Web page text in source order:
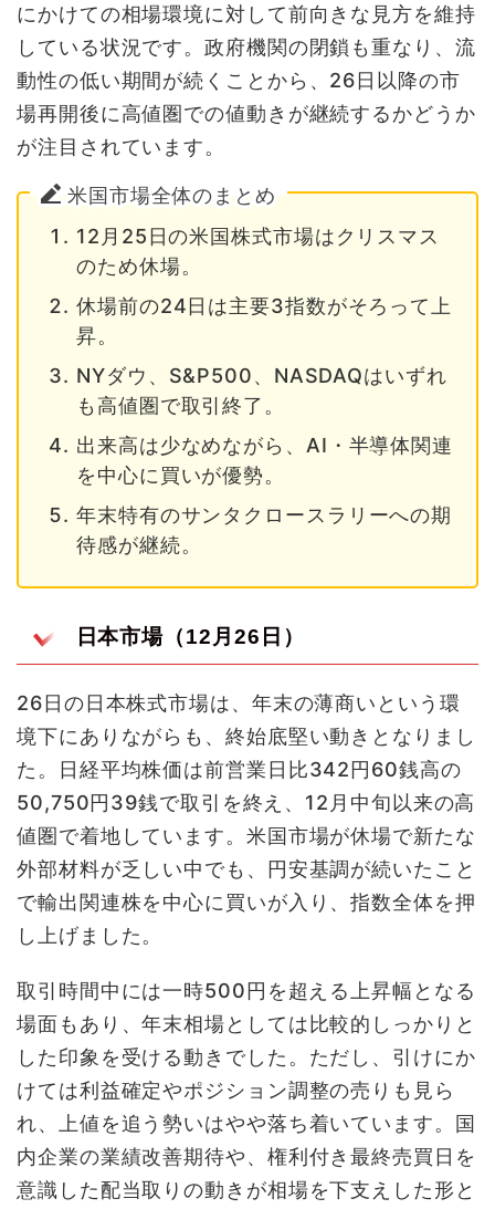
にかけての相場環境に対して前向きな見方を維持
している状況です。政府機関の閉鎖も重なり、流
動性の低い期間が続くことから、26日以降の市
場再開後に高値圏での値動きが継続するかどうか
が注目されています。
米国市場全体のまとめ
12月25日の米国株式市場はクリスマス
のため休場。
休場前の24日は主要3指数がそろって上
昇。
NYダウ、S&P500、NASDAQはいずれ
も高値圏で取引終了。
出来高は少なめながら、AI・半導体関連
を中心に買いが優勢。
年末特有のサンタクロースラリーへの期
待感が継続。
日本市場（12月26日）
26日の日本株式市場は、年末の薄商いという環
境下にありながらも、終始底堅い動きとなりまし
た。日経平均株価は前営業日比342円60銭高の
50,750円39銭で取引を終え、12月中旬以来の高
値圏で着地しています。米国市場が休場で新たな
外部材料が乏しい中でも、円安基調が続いたこと
で輸出関連株を中心に買いが入り、指数全体を押
し上げました。
取引時間中には一時500円を超える上昇幅となる
場面もあり、年末相場としては比較的しっかりと
した印象を受ける動きでした。ただし、引けにか
けては利益確定やポジション調整の売りも見ら
れ、上値を追う勢いはやや落ち着いています。国
内企業の業績改善期待や、権利付き最終売買日を
意識した配当取りの動きが相場を下支えした形と